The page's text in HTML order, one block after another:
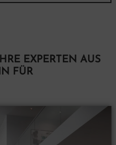
EXPERTEN AUS
FÜR